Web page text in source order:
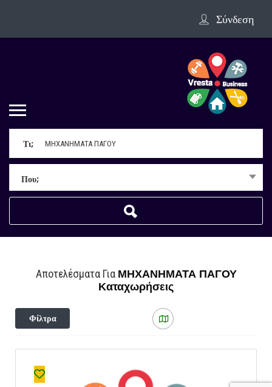
Σύνδεση
Τι;
Που;
Αποτελέσματα Για ΜΗΧΑΝΗΜΑΤΑ ΠΑΓΟΥ
Καταχωρήσεις
Φίλτρα